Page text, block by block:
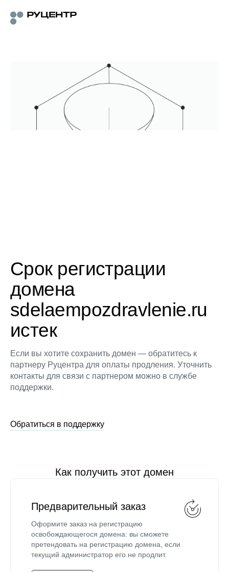
Срок регистрации
домена
sdelaempozdravlenie.ru
истек
Если вы хотите сохранить домен — обратитесь к
партнеру Руцентра для оплаты продления. Уточнить
контакты для связи с партнером можно в службе
поддержки.
Обратиться в поддержку
Как получить этот домен
Предварительный заказ
Оформите заказ на регистрацию
освобождающегося домена: вы сможете
претендовать на регистрацию домена, если
текущий администратор его не продлит.